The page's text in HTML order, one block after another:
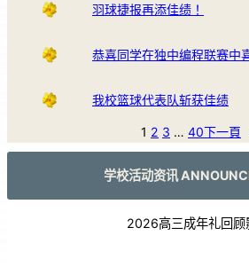
羽球捷报再添佳绩！
恭喜同学在独中编程联赛中
我校篮球代表队斩获佳绩
1 2 3 … 40下一頁
学校活动资讯
2026高三成年礼回顾